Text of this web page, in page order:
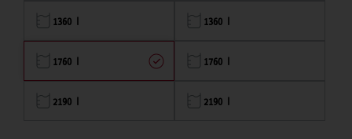
1360 l 1360 l
1760 l 1760 l
2190 l 2190 l